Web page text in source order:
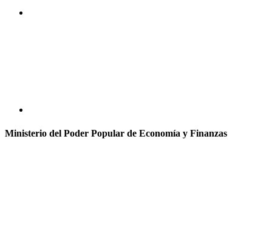
Ministerio del Poder Popular de Economía y Finanzas